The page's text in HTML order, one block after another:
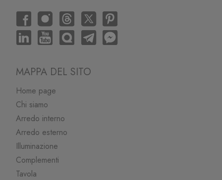
MAPPA DEL SITO
Home page
Chi siamo
Arredo interno
Arredo esterno
Illuminazione
Complementi
Tavola